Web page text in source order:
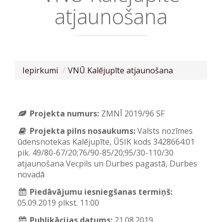
atjaunošana
Iepirkumi VNŪ Kalējupīte atjaunošana
Projekta numurs: ZMNĪ 2019/96 SF
Projekta pilns nosaukums:Valsts nozīmes
ūdensnotekas Kalējupīte, ŪSIK kods 3428664:01
pik. 49/80-67/20;76/90-85/20;95/30-110/30
atjaunošana Vecpils un Durbes pagastā, Durbes
novadā
Piedāvājumu iesniegšanas termiņš:
05.09.2019 plkst. 11:00
Publikācijas datums: 21.08.2019